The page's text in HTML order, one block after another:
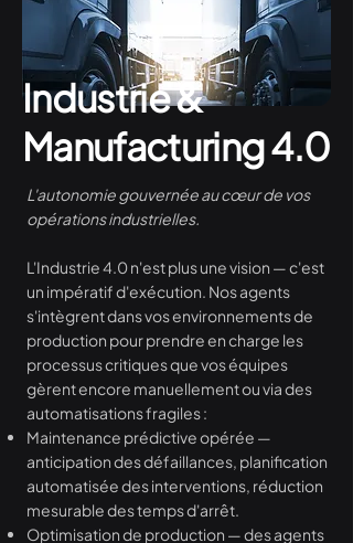
Industrie &
Manufacturing 4.0
L'autonomie gouvernée au cœur de vos
opérations industrielles.
L'Industrie 4.0 n'est plus une vision — c'est
un impératif d'exécution. Nos agents
s'intègrent dans vos environnements de
production pour prendre en charge les
processus critiques que vos équipes
gèrent encore manuellement ou via des
automatisations fragiles :
Maintenance prédictive opérée —
anticipation des défaillances, planification
automatisée des interventions, réduction
mesurable des temps d'arrêt.
Optimisation de production — des agents